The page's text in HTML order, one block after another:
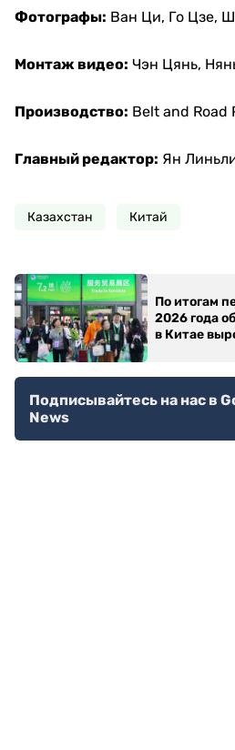
Фотографы: Ван Ци, Го Цзе,
Монтаж видео: Чэн Цянь,
Производство: Belt and Road
Главный редактор: Ян
Казахстан Китай
По итогам
2026 года
в Китае
Подписывайтесь на нас в
News